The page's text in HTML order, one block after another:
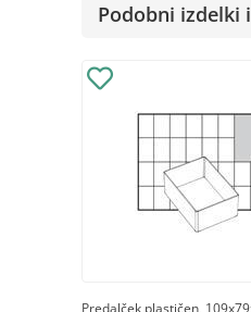
Podobni izdelki
Predalček plastičen,